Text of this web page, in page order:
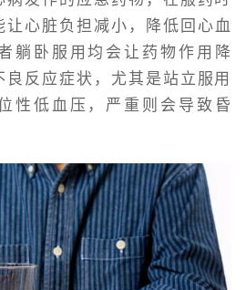
让心脏负担减小，降低回心血
躺卧服用均会让药物作用降
反应症状，尤其是站立服用
性低血压，严重则会导致昏